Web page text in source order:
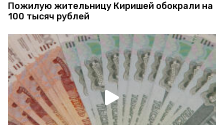
Пожилую жительницу Киришей обокрали на
100 тысяч рублей